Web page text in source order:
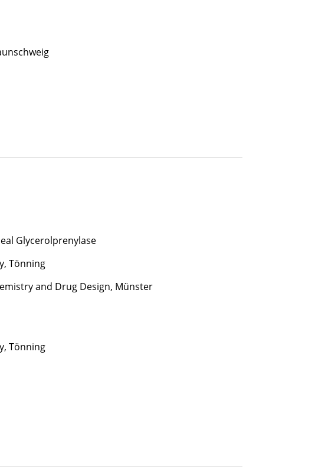
Glycerolprenylase
Tönning
and Drug Design, Münster
Tönning